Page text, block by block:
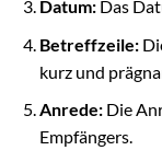
Datum:Das
Betreffzeile:
kurz und
Anrede:Die
Empfängers.